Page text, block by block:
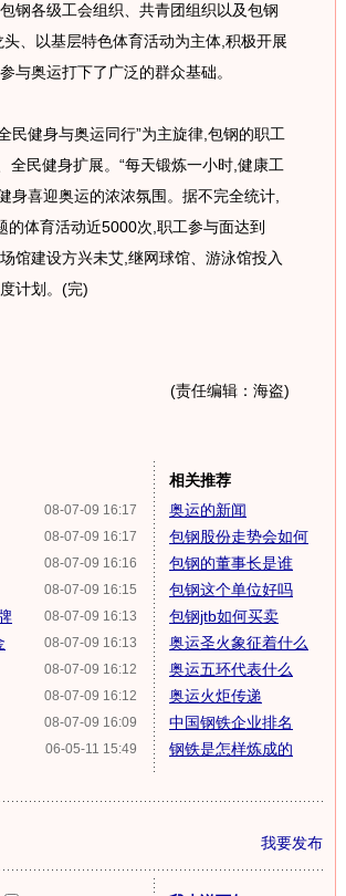
钢各级工会组织、共青团组织以及包钢
、以基层特色体育活动为主体,积极开展
与奥运打下了广泛的群众基础。
民健身与奥运同行”为主旋律,包钢的职工
民健身扩展。“每天锻炼一小时,健康工
身喜迎奥运的浓浓氛围。据不完全统计,
体育活动近5000次,职工参与面达到
馆建设方兴未艾,继网球馆、游泳馆投入
计划。(完)
(责任编辑：海盗)
08-07-09 16:17
08-07-09 16:17
08-07-09 16:16
08-07-09 16:15
08-07-09 16:13
08-07-09 16:13
08-07-09 16:12
08-07-09 16:12
08-07-09 16:09
06-05-11 15:49
相关推荐
奥运的新闻
包钢股份走势会如何
包钢的董事长是谁
包钢这个单位好吗
包钢jtb如何买卖
奥运圣火象征着什么
奥运五环代表什么
奥运火炬传递
中国钢铁企业排名
钢铁是怎样炼成的
我要发布